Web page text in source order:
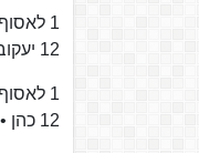
12 יעקובי • מאמן: שרף
12 כהן • מאמן: שרף